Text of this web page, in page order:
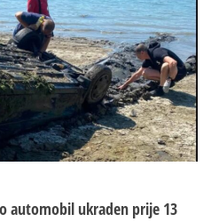
automobil ukraden prije 13